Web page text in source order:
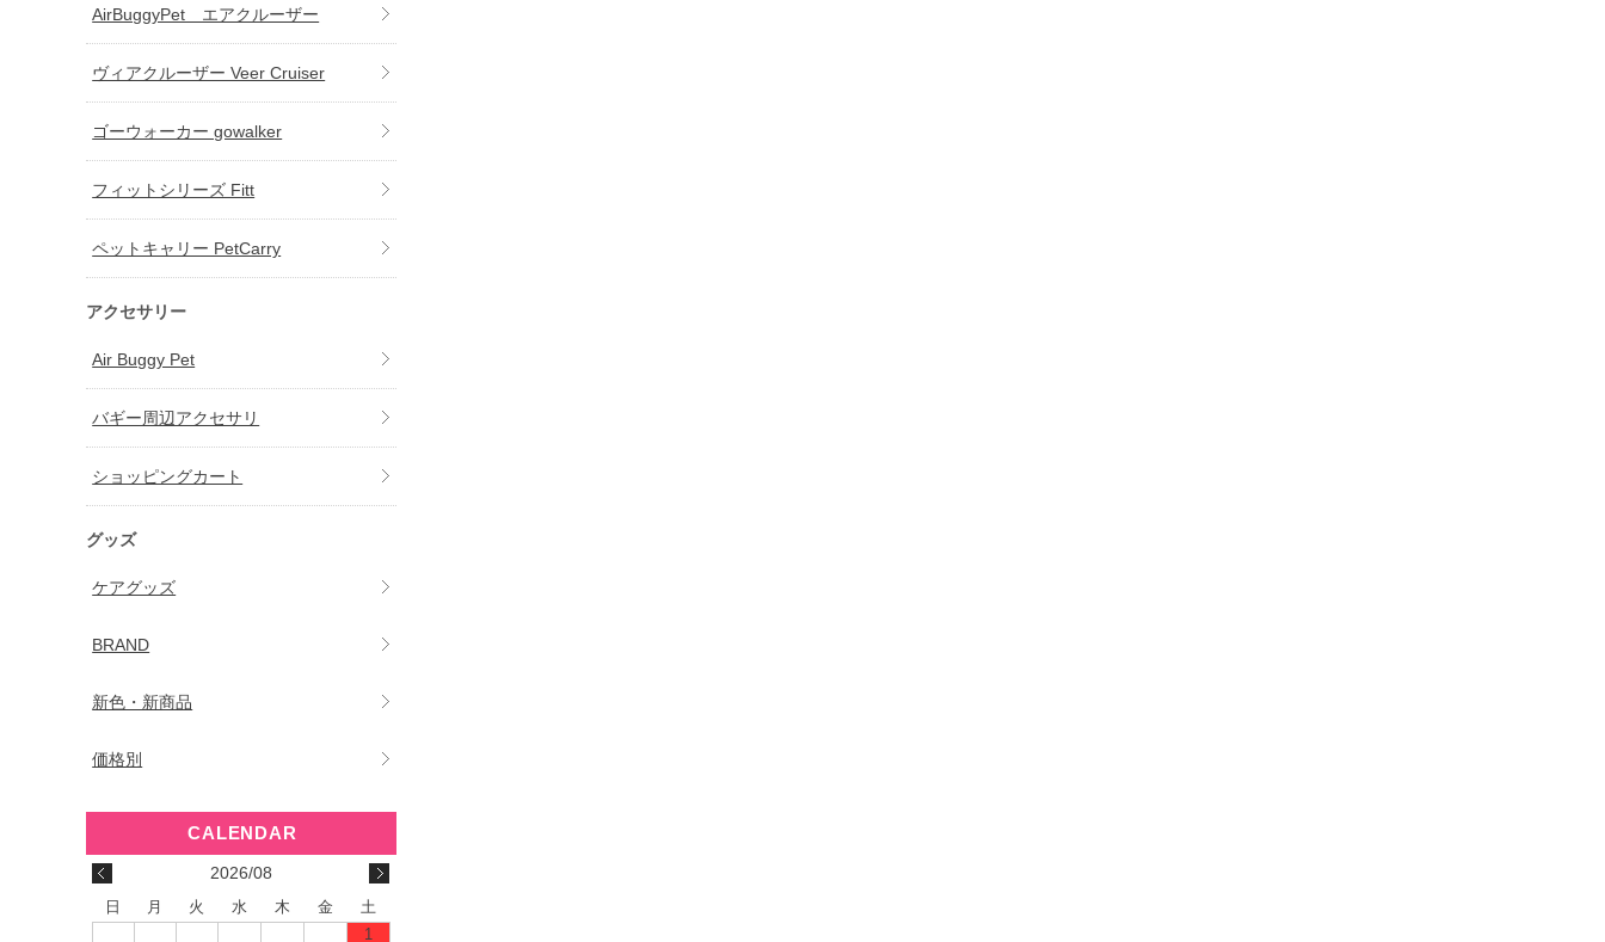
AirBuggyPet エアクルーザー
ヴィアクルーザー Veer Cruiser
ゴーウォーカー gowalker
フィットシリーズ Fitt
ペットキャリー PetCarry
アクセサリー
Air Buggy Pet
バギー周辺アクセサリ
ショッピングカート
グッズ
ケアグッズ
BRAND
新色・新商品
価格別
2026/08
日 月 火 水 木 金
土
1